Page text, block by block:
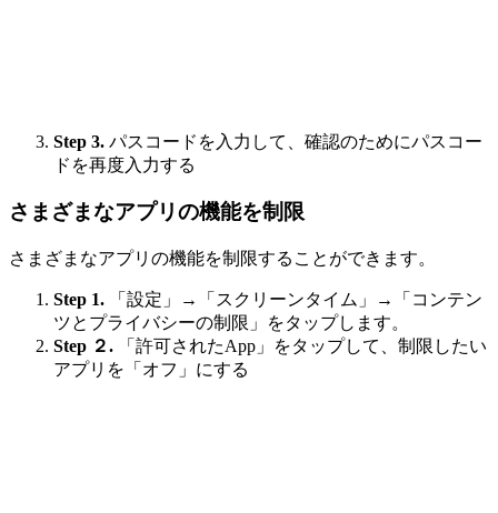
Step 3. パスコードを入力して、確認のためにパスコー
ドを再度入力する
さまざまなアプリの機能を制限
さまざまなアプリの機能を制限することができます。
Step 1.
「設定」→「スクリーンタイム」→「コンテン
ツとプライバシーの制限」をタップします。
Step ２.
「許可されたApp」をタップして、制限したい
アプリを「オフ」にする